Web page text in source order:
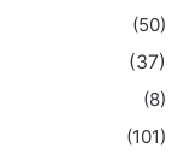
(50)
(37)
(8)
(101)